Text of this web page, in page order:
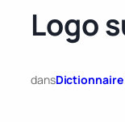
Logo
dansDictionnaire